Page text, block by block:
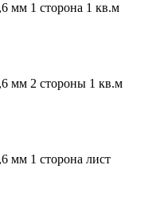
мм 1 сторона 1 кв.м
мм 2 стороны 1 кв.м
мм 1 сторона лист